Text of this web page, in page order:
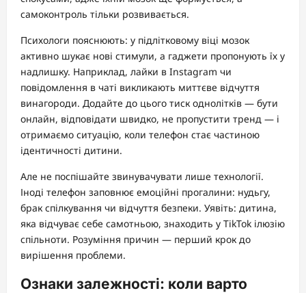
самоконтроль тільки розвивається.
Психологи пояснюють: у підлітковому віці мозок
активно шукає нові стимули, а гаджети пропонують їх у
надлишку. Наприклад, лайки в Instagram чи
повідомлення в чаті викликають миттєве відчуття
винагороди. Додайте до цього тиск однолітків — бути
онлайн, відповідати швидко, не пропустити тренд — і
отримаємо ситуацію, коли телефон стає частиною
ідентичності дитини.
Але не поспішайте звинувачувати лише технології.
Іноді телефон заповнює емоційні прогалини: нудьгу,
брак спілкування чи відчуття безпеки. Уявіть: дитина,
яка відчуває себе самотньою, знаходить у TikTok ілюзію
спільноти. Розуміння причин — перший крок до
вирішення проблеми.
Ознаки залежності: коли варто